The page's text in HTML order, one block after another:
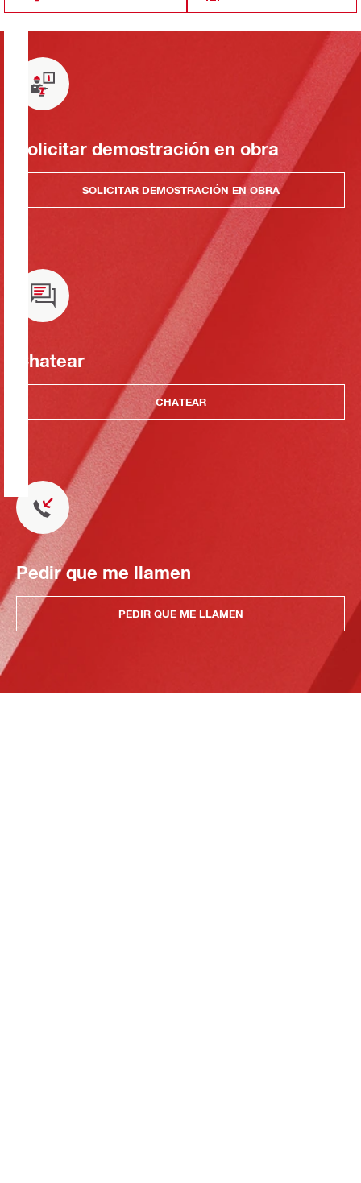
Solicitar demostración en obra
SOLICITAR DEMOSTRACIÓN EN OBRA
Chatear
CHATEAR
Pedir que me llamen
PEDIR QUE ME LLAMEN